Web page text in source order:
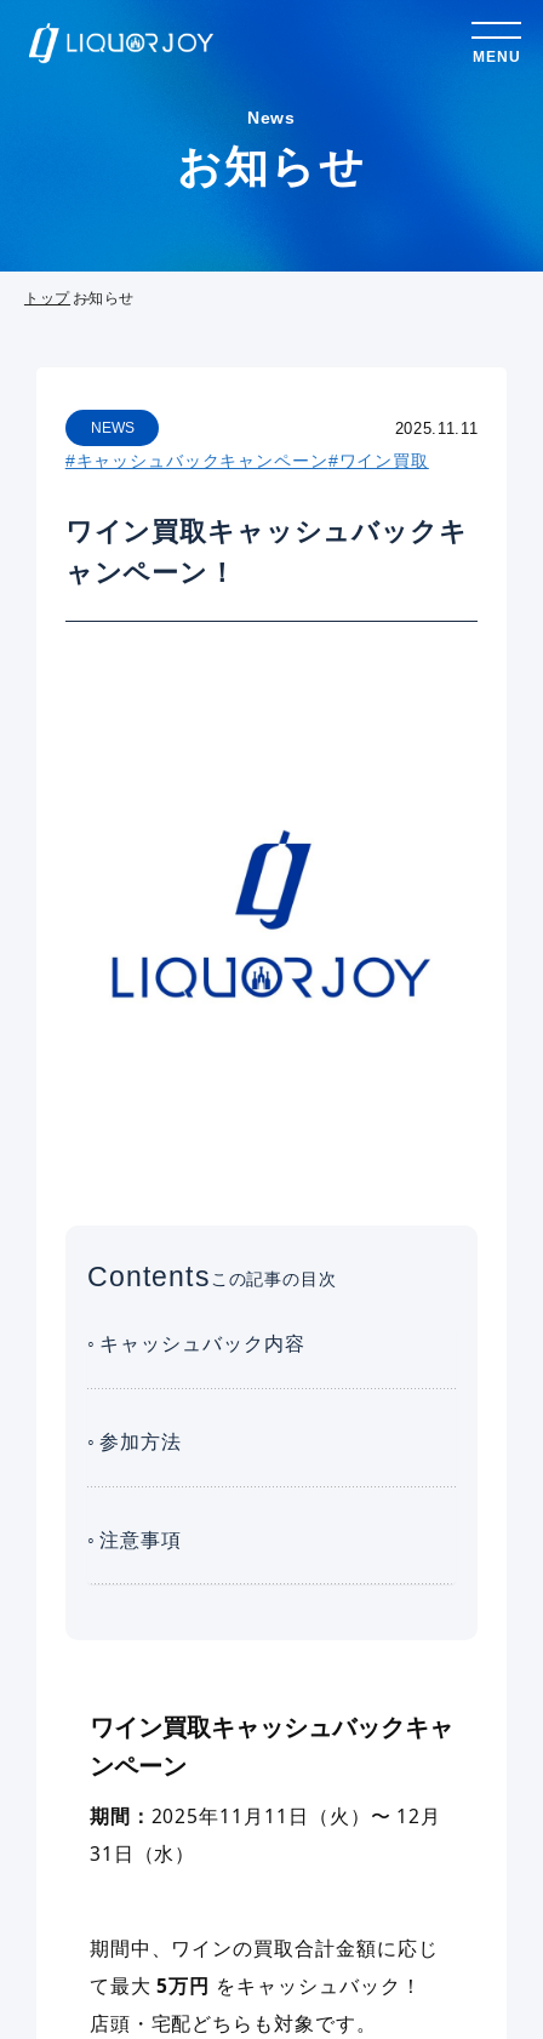
MENU
News
お知らせ
トップ お知らせ
2025.11.11
NEWS
#キャッシュバックキャンペーン#ワイン買取
ワイン買取キャッシュバックキ
ャンペーン！
Contents この記事の目次
キャッシュバック内容
参加方法
注意事項
ワイン買取キャッシュバックキャ
ンペーン
期間： 2025年11月11日（火）〜 12月
31日（水）
期間中、ワインの買取合計金額に応じ
て最大5万円 をキャッシュバック！
店頭・宅配どちらも対象です。